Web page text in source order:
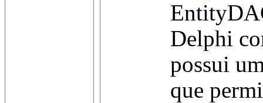
Delphi
possui
que